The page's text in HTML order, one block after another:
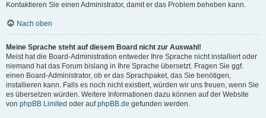
Kontaktieren Sie einen Administrator, damit er das Problem beheben kann.
Nach oben
Meine Sprache steht auf diesem Board nicht zur Auswahl!
Meist hat die Board-Administration entweder Ihre Sprache nicht installiert oder
niemand hat das Forum bislang in Ihre Sprache übersetzt. Fragen Sie ggf.
einen Board-Administrator, ob er das Sprachpaket, das Sie benötigen,
installieren kann. Falls es noch nicht existiert, würden wir uns freuen, wenn Sie
es übersetzen würden. Weitere Informationen dazu können auf der Website
von phpBB Limited oder aufphpBB.de gefunden werden.